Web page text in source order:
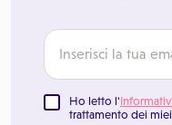
Ho letto l'
trattamento dei